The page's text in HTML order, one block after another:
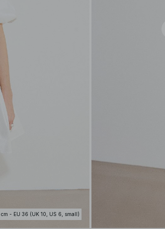
cm - EU 36 (UK 10, US 6, small)